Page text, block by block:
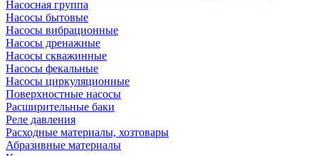
Насосная группа
Насосы бытовые
Насосы вибрационные
Насосы дренажные
Насосы скважинные
Насосы фекальные
Насосы циркуляционные
Поверхностные насосы
Расширительные баки
Реле давления
Расходные материалы, хозтовары
Абразивные материалы